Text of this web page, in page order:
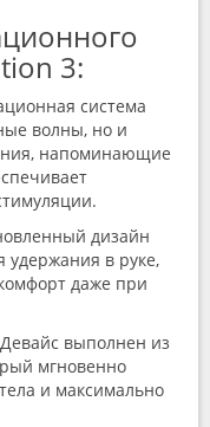
3:
система
волны, но и
напоминающие
дизайн
удержания в руке,
даже при
Девайс выполнен из
мгновенно
и максимально